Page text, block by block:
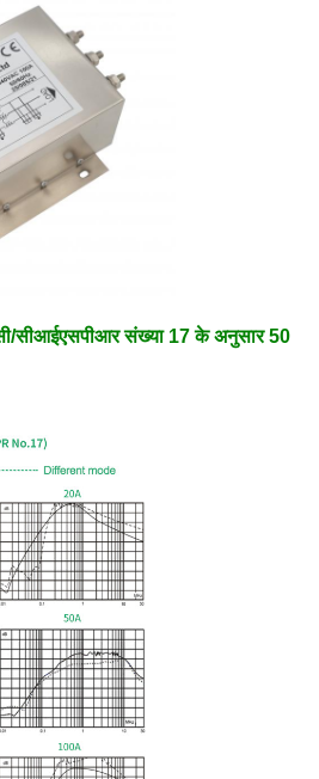
सीआईएसपीआर संख्या 17 के अनुसार 50